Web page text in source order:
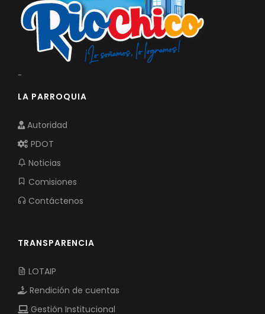
-
LA PARROQUIA
Autoridad
PDOT
Noticias
Comisiones
Contáctenos
TRANSPARENCIA
LOTAIP
Rendición de cuentas
Gestión Institucional